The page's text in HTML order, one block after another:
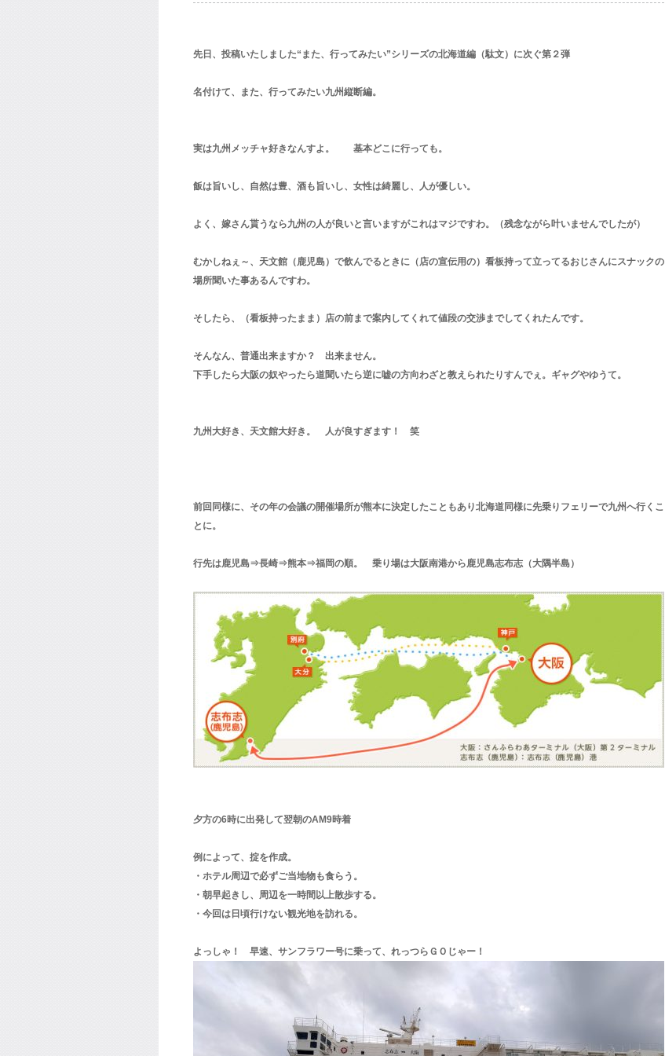
先日、投稿いたしました“また、行ってみたい”シリーズの北海道編（駄文）に次ぐ第２弾
名付けて、また、行ってみたい九州縦断編。
実は九州メッチャ好きなんすよ。 基本どこに行っても。
飯は旨いし、自然は豊、酒も旨いし、女性は綺麗し、人が優しい。
よく、嫁さん貰うなら九州の人が良いと言いますがこれはマジですわ。（残念ながら叶いませんでしたが）
むかしねぇ～、天文館（鹿児島）で飲んでるときに（店の宣伝用の）看板持って立ってるおじさんにスナックの
場所聞いた事あるんですわ。
そしたら、（看板持ったまま）店の前まで案内してくれて値段の交渉までしてくれたんです。
そんなん、普通出来ますか？ 出来ません。
下手したら大阪の奴やったら道聞いたら逆に嘘の方向わざと教えられたりすんでぇ。ギャグやゆうて。
九州大好き、天文館大好き。 人が良すぎます！ 笑
前回同様に、その年の会議の開催場所が熊本に決定したこともあり北海道同様に先乗りフェリーで九州へ行くこ
とに。
行先は鹿児島⇒長崎⇒熊本⇒福岡の順。 乗り場は大阪南港から鹿児島志布志（大隅半島）
夕方の6時に出発して翌朝のAM9時着
例によって、掟を作成。
・ホテル周辺で必ずご当地物も食らう。
・朝早起きし、周辺を一時間以上散歩する。
・今回は日頃行けない観光地を訪れる。
よっしゃ！ 早速、サンフラワー号に乗って、れっつらＧＯじゃー！